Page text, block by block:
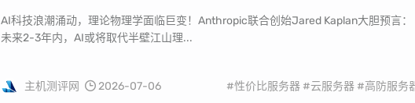
AI科技浪潮涌动，理论物理学面临巨变！Anthropic联合创始Jared Kaplan大胆预言：
未来2-3年内，AI或将取代半壁江山理...
主机测评网 2026-07-06 #性价比服务器 #云服务器 #高防服务